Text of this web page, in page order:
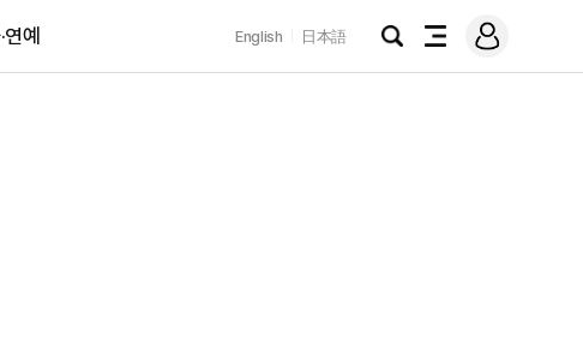
예 English 日本語
검
전
메
그